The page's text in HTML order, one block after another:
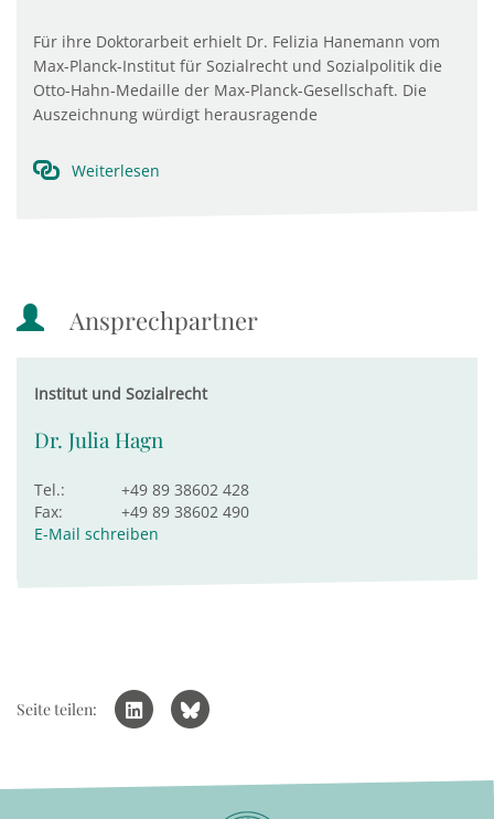
Für ihre Doktorarbeit erhielt Dr. Felizia Hanemann vom
Max-Planck-Institut für Sozialrecht und Sozialpolitik die
Otto-Hahn-Medaille der Max-Planck-Gesellschaft. Die
Auszeichnung würdigt herausragende
Weiterlesen
Ansprechpartner
Institut und Sozialrecht
Dr. Julia Hagn
Tel.:
+49 89 38602 428
Fax:
+49 89 38602 490
E-Mail schreiben
Seite teilen: